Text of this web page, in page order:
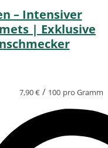
– Intensiver
| Exklusive
7,90€ / 100 pro Gramm